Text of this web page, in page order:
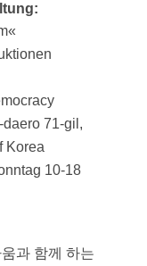
71-gil,
Korea
10-18
과 함께 하는